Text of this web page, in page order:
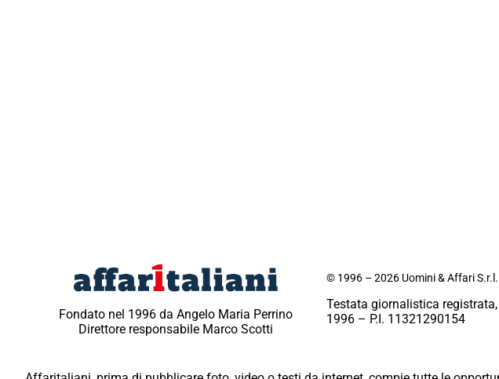
Fondato nel 1996 da Angelo Maria Perrino
Direttore responsabile Marco Scotti
© 1996 – 2026 Uomini & Affari
Testata giornalistica
1996 – P.I. 11321290154